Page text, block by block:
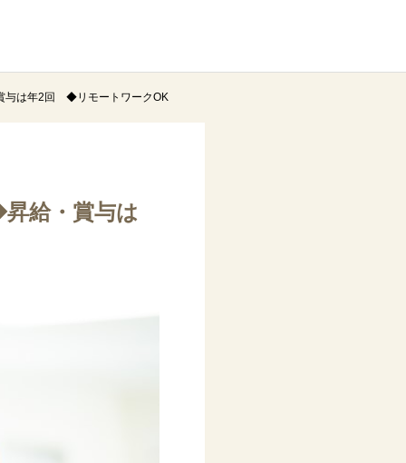
与は年2回 ◆リモートワークOK
給・賞与は